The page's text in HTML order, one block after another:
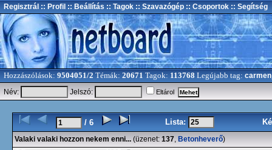
Regisztrál :: Profil :: Beállítás :: Tagok :: Szavazógép :: Csoportok :: Segítség
Hozzászólások: 9504051/2 Témák: 20671 Tagok: 113768 Legújabb tag:
Név:
Jelszó: Eltárol
/ 6 Lista:
Valaki valaki hozzon nekem enni... (üzenet: 137, Betonheverő)